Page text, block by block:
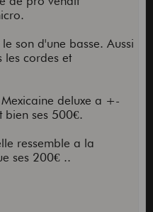
son d'une basse. Aussi
les cordes et
deluxe a +-
bien ses 500€.
ressemble a la
ses 200€ ..